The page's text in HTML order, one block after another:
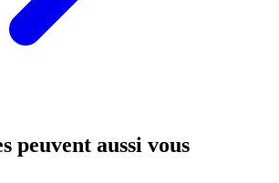
peuvent aussi vous